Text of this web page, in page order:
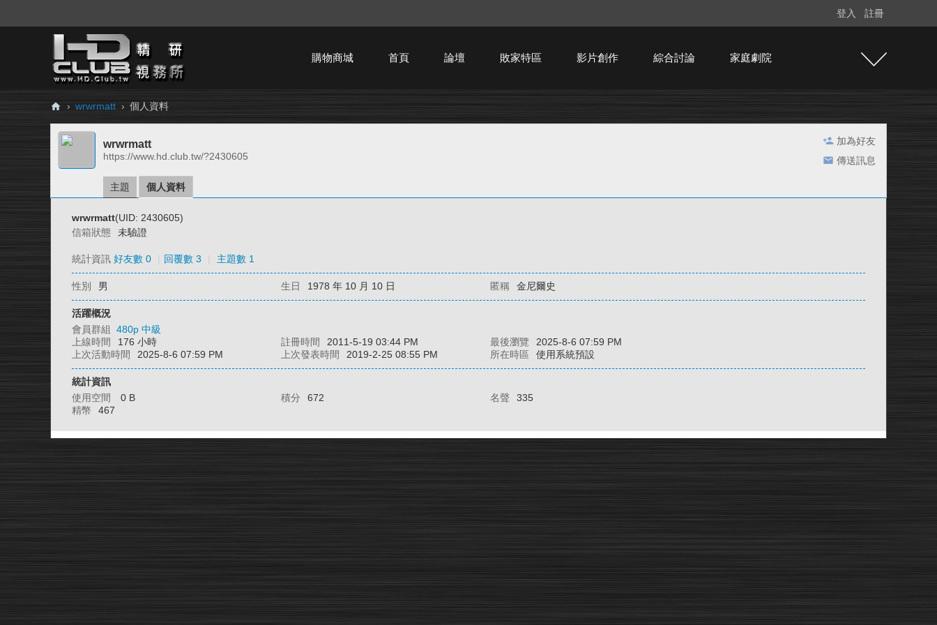
登入 註冊
購物商城 首頁 論壇 敗家特區 影片創作 綜合討論 家庭劇院
H
Cl
› wrwrmatt › 個人資料
加為好友
傳送訊息
wrwrmatt
https://www.hd.club.tw/?2430605
主題 個人資料
wrwrmatt(UID: 2430605)
信箱狀態
未驗證
統計資訊 好友數 0 回覆數 3 主題數 1
性別 男 生日 1978 年 10 月 10 日 匿稱 金尼爾史
活躍概況
會員群組 480p 中級
上線時間
176 小時 註冊時間 2011-5-19 03:44 PM 最後瀏覽
2025-8-6 07:59 PM
上次活動時間
2025-8-6 07:59 PM 上次發表時間 2019-2-25 08:55 PM 所在時區 使用系統預設
統計資訊
使用空間
0 B 積分 672 名聲
335
精幣
467